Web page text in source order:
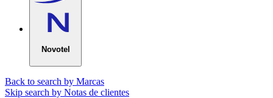
Novotel
Back to search by Marcas
Skip search by Notas de clientes